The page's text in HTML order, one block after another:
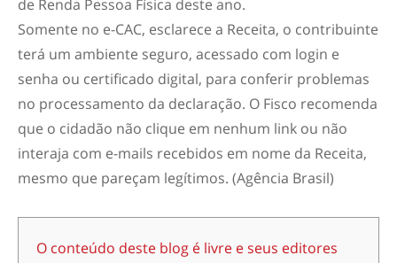
de Renda Pessoa Física deste ano.
Somente no e-CAC, esclarece a Receita, o contribuinte
terá um ambiente seguro, acessado com login e
senha ou certificado digital, para conferir problemas
no processamento da declaração. O Fisco recomenda
que o cidadão não clique em nenhum link ou não
interaja com e-mails recebidos em nome da Receita,
mesmo que pareçam legítimos. (Agência Brasil)
O conteúdo deste blog é livre e seus editores